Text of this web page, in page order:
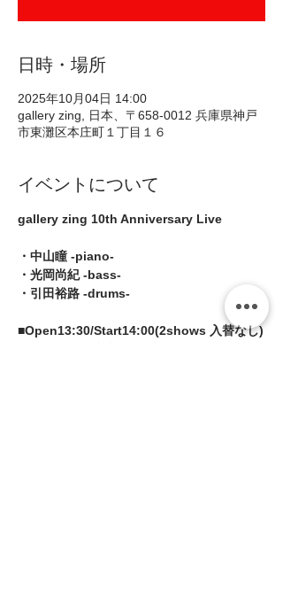
日時・場所
2025年10月04日 14:00
gallery zing, 日本、〒658-0012 兵庫県神戸
市東灘区本庄町１丁目１６
イベントについて
gallery zing 10th Anniversary Live
・中山瞳 -piano-
・光岡尚紀 -bass-
・引田裕路 -drums-
■Open13:30/Start14:00(2shows 入替なし)